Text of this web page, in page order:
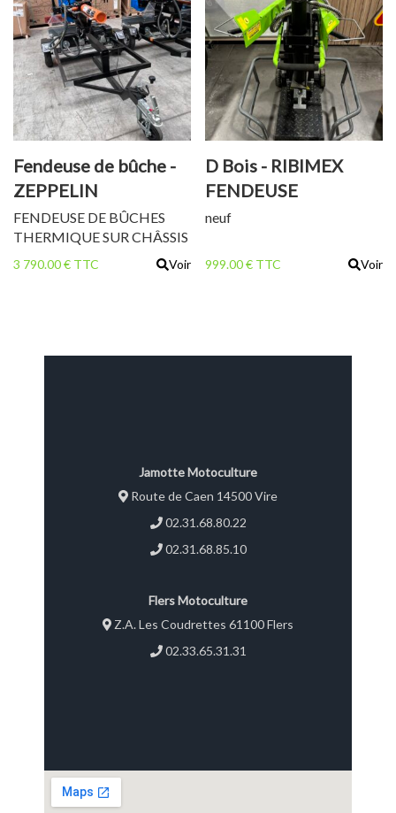
Fendeuse de bûche -
ZEPPELIN
ESASTTR02ZNR
FENDEUSE DE BÛCHES
THERMIQUE SUR CHÂSSIS
ROUTIER
3 790.00 € TTC Voir
D Bois - RIBIMEX
FENDEUSE
VERTICAL 8 T
neuf
999.00 € TTC Voir
Jamotte Motoculture
Route de Caen 14500 Vire
02.31.68.80.22
02.31.68.85.10
Flers Motoculture
Z.A. Les Coudrettes 61100 Flers
02.33.65.31.31